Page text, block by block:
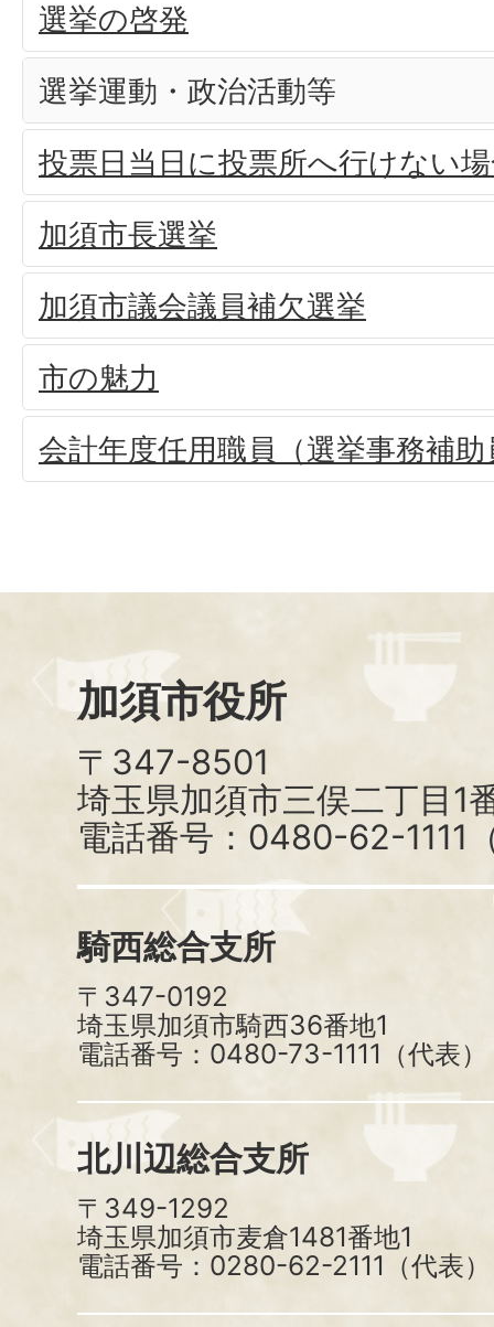
選挙の啓発
選挙運動・政治活動等
投票日当日に投票所へ行けない
加須市長選挙
加須市議会議員補欠選挙
市の魅力
会計年度任用職員（選挙事務補
加須市役所
〒347-8501
埼玉県加須市三俣二丁目1
電話番号：0480-62-1111
騎西総合支所
〒347-0192
埼玉県加須市騎西36番地1
電話番号：0480-73-1111（代表）
北川辺総合支所
〒349-1292
埼玉県加須市麦倉1481番地1
電話番号：0280-62-2111（代表）